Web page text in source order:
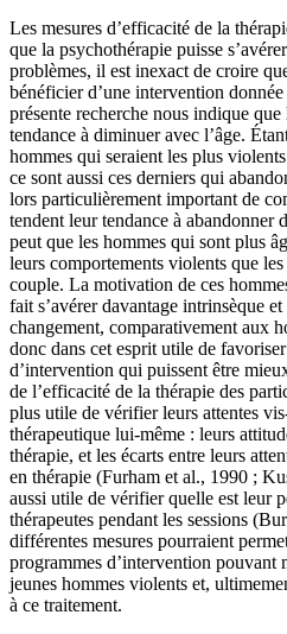
Les mesures d’efficacité de la
que la psychothérapie puisse
problèmes, il est inexact de croire
bénéficier d’une intervention
présente recherche nous indique
tendance à diminuer avec l’âge.
hommes qui seraient les plus
ce sont aussi ces derniers qui
lors particulièrement important de
tendent leur tendance à abandonner
peut que les hommes qui sont plus
leurs comportements violents que
couple. La motivation de ces
fait s’avérer davantage intrinsèque
changement, comparativement aux
donc dans cet esprit utile de
d’intervention qui puissent être
de l’efficacité de la thérapie des
plus utile de vérifier leurs attentes
thérapeutique lui-même : leurs
thérapie, et les écarts entre leurs
en thérapie (Furham et al., 1990 ;
aussi utile de vérifier quelle est leur
thérapeutes pendant les sessions
différentes mesures pourraient
programmes d’intervention pouvant
jeunes hommes violents et,
à ce traitement.